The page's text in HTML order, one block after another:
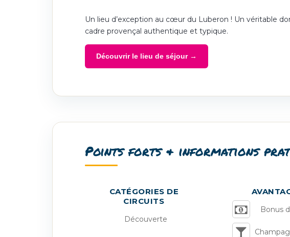
Un lieu d’exception au cœur du Luberon ! Un véritable
cadre provençal authentique et typique.
Découvrir le lieu de séjour →
Points forts & informations
CATÉGORIES DE
CIRCUITS
Découverte
Bonus